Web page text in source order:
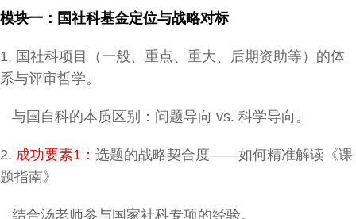
模块一：国社科基金定位与战略对标
1. 国社科项目（一般、重点、重大、后期资助等）的体
系与评审哲学。
与国自科的本质区别：问题导向 vs. 科学导向。
2. 成功要素1： 选题的战略契合度——如何精准解读《课
题指南》
结合汤老师参与国家社科专项的经验。